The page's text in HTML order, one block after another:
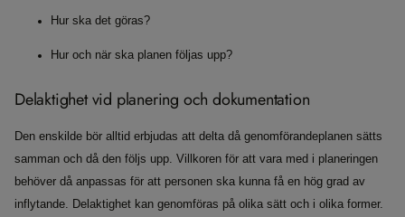
Hur ska det göras?
Hur och när ska planen följas upp?
Delaktighet vid planering och dokumentation
Den enskilde bör alltid erbjudas att delta då genomförandeplanen sätts
samman och då den följs upp. Villkoren för att vara med i planeringen
behöver då anpassas för att personen ska kunna få en hög grad av
inflytande. Delaktighet kan genomföras på olika sätt och i olika former.